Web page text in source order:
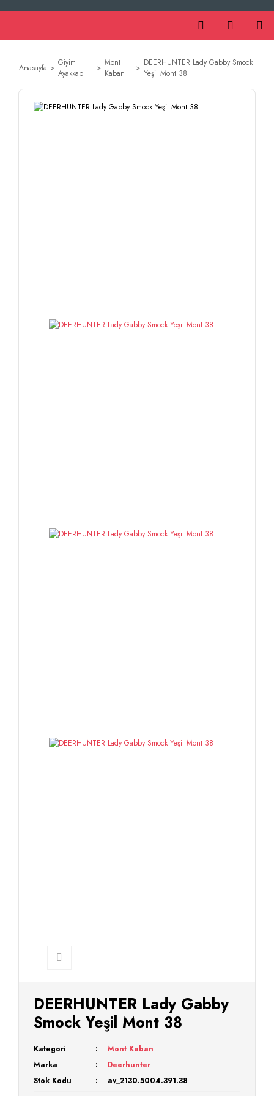
Anasayfa
Giyim
Ayakkabı
Mont
Kaban
DEERHUNTER Lady Gabby Smock
Yeşil Mont 38
DEERHUNTER Lady Gabby
Smock Yeşil Mont 38
Kategori
Mont Kaban
Marka
Deerhunter
Stok Kodu
av_2130.5004.391.38